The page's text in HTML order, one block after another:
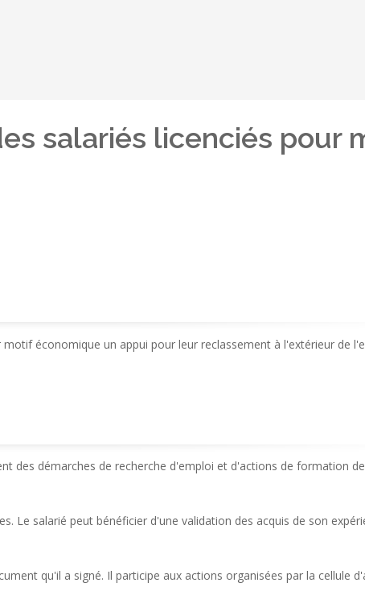
salariés licenciés pour
économique un appui pour leur reclassement à l'extérieur de
des démarches de recherche d'emploi et d'actions de formation
Le salarié peut bénéficier d'une validation des acquis de son
qu'il a signé. Il participe aux actions organisées par la cellule